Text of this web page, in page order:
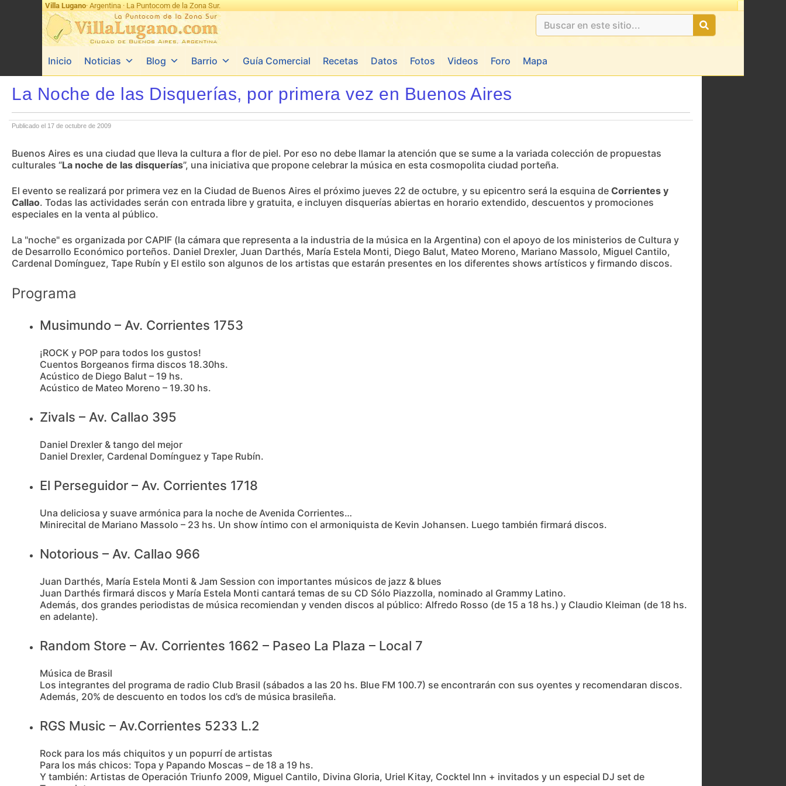
Villa Lugano· Argentina · La Puntocom de la Zona Sur.
Inicio Noticias Blog Barrio Guía Comercial Recetas Datos Fotos Videos Foro Mapa
La Noche de las Disquerías, por primera vez en Buenos Aires
Publicado el 17 de octubre de 2009
Buenos Aires es una ciudad que lleva la cultura a flor de piel. Por eso no debe llamar la atención que se sume a la variada colección de propuestas
culturales “La noche de las disquerías”, una iniciativa que propone celebrar la música en esta cosmopolita ciudad porteña.
El evento se realizará por primera vez en la Ciudad de Buenos Aires el próximo jueves 22 de octubre, y su epicentro será la esquina de Corrientes y
Callao. Todas las actividades serán con entrada libre y gratuita, e incluyen disquerías abiertas en horario extendido, descuentos y promociones
especiales en la venta al público.
La "noche" es organizada por CAPIF (la cámara que representa a la industria de la música en la Argentina) con el apoyo de los ministerios de Cultura y
de Desarrollo Económico porteños. Daniel Drexler, Juan Darthés, María Estela Monti, Diego Balut, Mateo Moreno, Mariano Massolo, Miguel Cantilo,
Cardenal Domínguez, Tape Rubín y El estilo son algunos de los artistas que estarán presentes en los diferentes shows artísticos y firmando discos.
Programa
Musimundo – Av. Corrientes 1753
¡ROCK y POP para todos los gustos!
Cuentos Borgeanos firma discos 18.30hs.
Acústico de Diego Balut – 19 hs.
Acústico de Mateo Moreno – 19.30 hs.
Zivals – Av. Callao 395
Daniel Drexler & tango del mejor
Daniel Drexler, Cardenal Domínguez y Tape Rubín.
El Perseguidor – Av. Corrientes 1718
Una deliciosa y suave armónica para la noche de Avenida Corrientes…
Minirecital de Mariano Massolo – 23 hs. Un show íntimo con el armoniquista de Kevin Johansen. Luego también firmará discos.
Notorious – Av. Callao 966
Juan Darthés, María Estela Monti & Jam Session con importantes músicos de jazz & blues
Juan Darthés firmará discos y María Estela Monti cantará temas de su CD Sólo Piazzolla, nominado al Grammy Latino.
Además, dos grandes periodistas de música recomiendan y venden discos al público: Alfredo Rosso (de 15 a 18 hs.) y Claudio Kleiman (de 18 hs.
en adelante).
Random Store – Av. Corrientes 1662 – Paseo La Plaza – Local 7
Música de Brasil
Los integrantes del programa de radio Club Brasil (sábados a las 20 hs. Blue FM 100.7) se encontrarán con sus oyentes y recomendaran discos.
Además, 20% de descuento en todos los cd’s de música brasileña.
RGS Music – Av.Corrientes 5233 L.2
Rock para los más chiquitos y un popurrí de artistas
Para los más chicos: Topa y Papando Moscas – de 18 a 19 hs.
Y también: Artistas de Operación Triunfo 2009, Miguel Cantilo, Divina Gloria, Uriel Kitay, Cocktel Inn + invitados y un especial DJ set de